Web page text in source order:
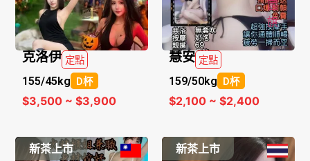
克洛伊 定點
155/45kg D杯
$3,500 ~ $3,900
慧安 定點
159/50kg D杯
$2,100 ~ $2,400
新茶上市 新茶上市